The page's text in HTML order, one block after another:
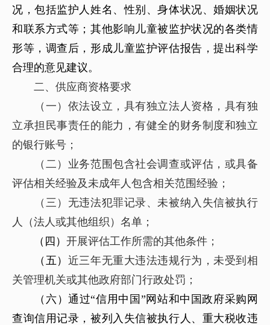
况，包括监护人姓名、性别、身体状况、婚姻状况
和联系方式等；其他影响儿童被监护状况的各类情
形等，调查后，形成儿童监护评估报告，提出科学
合理的意见建议。
二、供应商资格要求
（一）依法设立，具有独立法人资格，具有独
立承担民事责任的能力，有健全的财务制度和独立
的银行账号；
（二）业务范围包含社会调查或评估，或具备
评估相关经验及未成年人包含相关范围经验；
（三）无违法犯罪记录、未被纳入失信被执行
人（法人或其他组织）名单；
（四） 开展评估工作所需的其他条件；
（五） 近三年无重大违法违规行为，未受到相
关管理机关或其他政府部门行政处罚；
（六）通过“信用中国”网站和中国政府采购网
查询信用记录，被列入失信被执行人、重大税收违